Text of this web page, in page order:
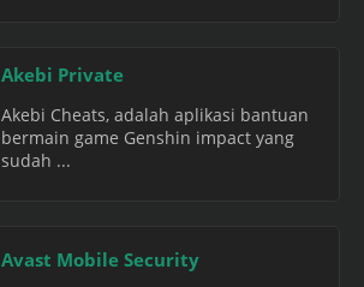
Akebi Private
Akebi Cheats, adalah aplikasi bantuan
bermain game Genshin impact yang
sudah ...
Avast Mobile Security